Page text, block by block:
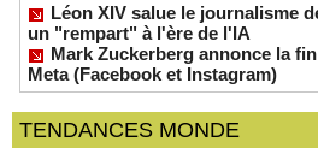
Léon XIV salue le journalisme
un "rempart" à l'ère de l'IA
Mark Zuckerberg annonce la
Meta (Facebook et Instagram)
TENDANCES MONDE